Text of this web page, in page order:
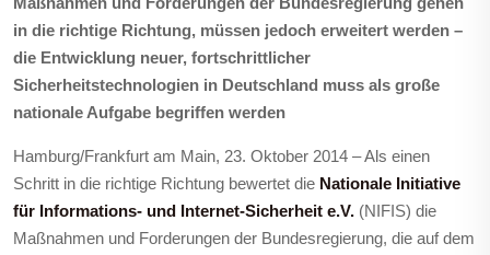
in die richtige Richtung, müssen jedoch erweitert werden –
die Entwicklung neuer, fortschrittlicher
Sicherheitstechnologien in Deutschland muss als große
nationale Aufgabe begriffen werden
Hamburg/Frankfurt am Main, 23. Oktober 2014 – Als einen
Schritt in die richtige Richtung bewertet die Nationale Initiative
für Informations- und Internet-Sicherheit e.V. (NIFIS) die
Maßnahmen und Forderungen der Bundesregierung, die auf dem